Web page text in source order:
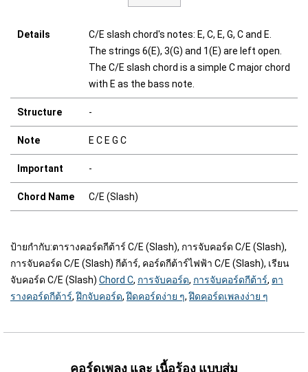
Details
C/E slash chord's notes: E, C, E, G, C and E.
The strings 6(E), 3(G) and 1(E) are left open.
The C/E slash chord is a simple C major chord
with E as the bass note.
Structure -
Note E C E G C
Important -
Chord Name C/E (Slash)
ป้ายกำกับ:ตารางคอร์ดกีต้าร์ C/E (Slash), การจับคอร์ด C/E (Slash),
การจับคอร์ด C/E (Slash) กีต้าร์, คอร์ดกีต้าร์ไฟฟ้า C/E (Slash), เรียน
จับคอร์ด C/E (Slash) Chord C, การจับคอร์ด, การจับคอร์ดกีต้าร์, ตา
รางคอร์ดกีต้าร์,ฝึกจับคอร์ด,ฝึดคอร์ดง่าย ๆ,ฝึดคอร์ดเพลงง่าย ๆ
คอร์ดเพลง และ เนื้อร้อง แบบสุ่ม